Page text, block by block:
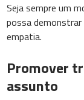
Seja sempre um
possa demonstrar
empatia.
Promover
assunto